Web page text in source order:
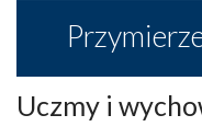
Uczmy i